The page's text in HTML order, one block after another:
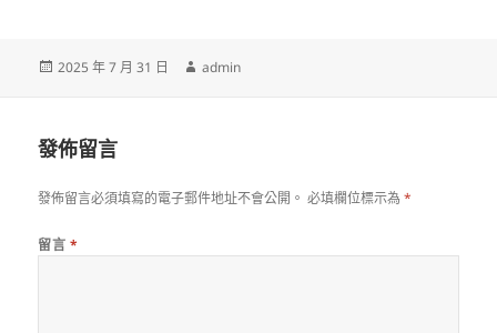
發
2025 年 7 月 31 日
作
admin
發佈留言
發佈留言必須填寫的電子郵件地址不會公開。 必填欄位標示為*
留言 *